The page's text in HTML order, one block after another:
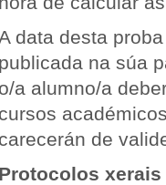
data desta
publicada na súa
o/a alumno/a
cursos
carecerán de
Protocolos